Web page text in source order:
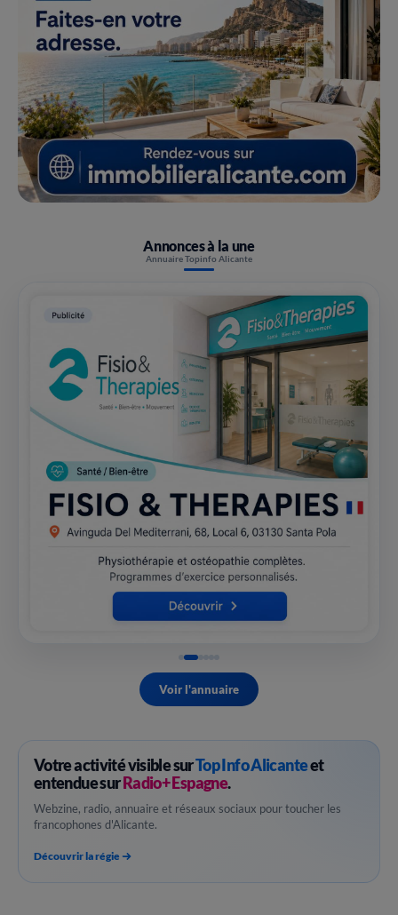
Annonces à la une
Annuaire Topinfo Alicante
Voir l'annuaire
Votre activité visible surTop Info Alicanteet
entendue surRadio+ Espagne.
Webzine, radio, annuaire et réseaux sociaux pour toucher les
francophones d'Alicante.
Découvrir la régie